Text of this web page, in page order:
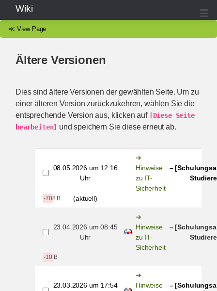
Wiki
≪ View Page
Ältere Versionen
Dies sind ältere Versionen der gewählten Seite. Um zu
einer älteren Version zurückzukehren, wählen Sie die
entsprechende Version aus, klicken auf [Diese Seite
bearbeiten] und speichern Sie diese erneut ab.
08.05.2026 um 12:16
Uhr
Hinweise
zu IT-
Sicherheit
–
-708 B (aktuell)
23.04.2026 um 08:45
Uhr
Hinweise
zu IT-
Sicherheit
–
-10 B
23.03.2026 um 17:54
Hinweise
–